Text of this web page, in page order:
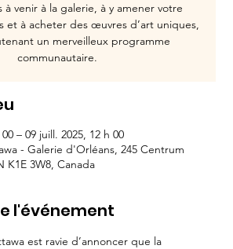
à venir à la galerie, à y amener votre
et à acheter des œuvres d’art uniques,
un merveilleux programme
communautaire.
– 09 juill. 2025, 12 h 00
- Galerie d'Orléans, 245 Centrum
K1E 3W8, Canada
l'événement
est ravie d’annoncer que la